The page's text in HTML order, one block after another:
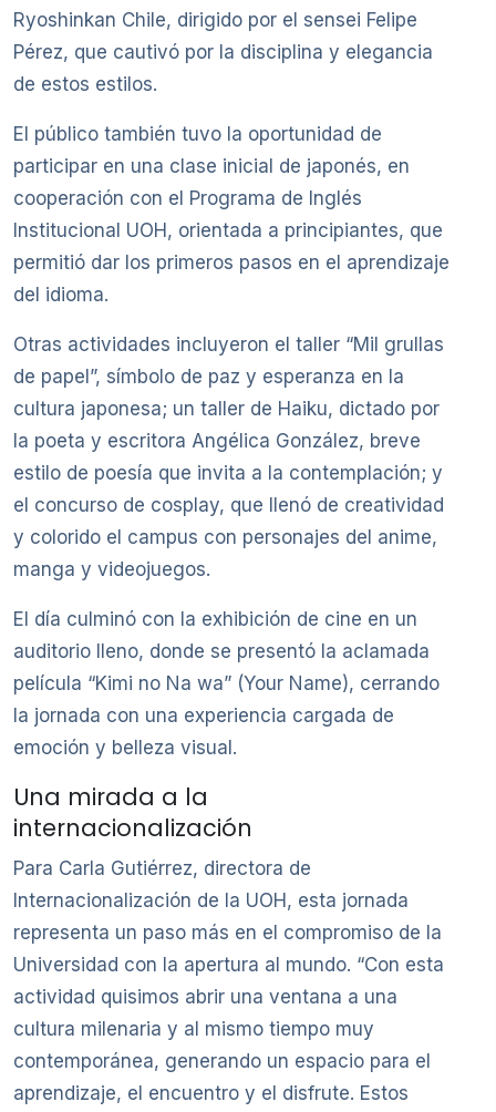
Ryoshinkan Chile, dirigido por el sensei Felipe
Pérez, que cautivó por la disciplina y elegancia
de estos estilos.
El público también tuvo la oportunidad de
participar en una clase inicial de japonés, en
cooperación con el Programa de Inglés
Institucional UOH, orientada a principiantes, que
permitió dar los primeros pasos en el aprendizaje
del idioma.
Otras actividades incluyeron el taller “Mil grullas
de papel”, símbolo de paz y esperanza en la
cultura japonesa; un taller de Haiku, dictado por
la poeta y escritora Angélica González, breve
estilo de poesía que invita a la contemplación; y
el concurso de cosplay, que llenó de creatividad
y colorido el campus con personajes del anime,
manga y videojuegos.
El día culminó con la exhibición de cine en un
auditorio lleno, donde se presentó la aclamada
película “Kimi no Na wa” (Your Name), cerrando
la jornada con una experiencia cargada de
emoción y belleza visual.
Una mirada a la
internacionalización
Para Carla Gutiérrez, directora de
Internacionalización de la UOH, esta jornada
representa un paso más en el compromiso de la
Universidad con la apertura al mundo. “Con esta
actividad quisimos abrir una ventana a una
cultura milenaria y al mismo tiempo muy
contemporánea, generando un espacio para el
aprendizaje, el encuentro y el disfrute. Estos